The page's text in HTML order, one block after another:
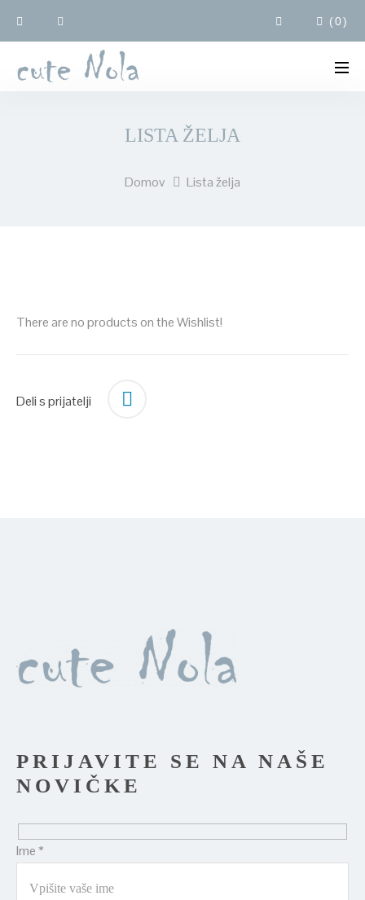
(0)
LISTA ŽELJA
Domov Lista želja
There are no products on the Wishlist!
Deli s prijatelji
PRIJAVITE SE NA NAŠE
NOVIČKE
Ime *